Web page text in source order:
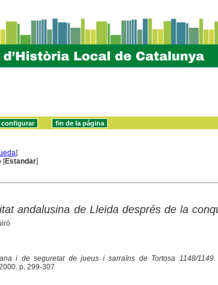
]
[Estandar]
andalusina de Lleida després de la
i de seguretat de jueus i sarraïns de Tortosa 1148/1149.
p. 299-307